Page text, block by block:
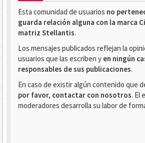
Esta comunidad de usuarios no
guarda relación alguna con la marca
matriz Stellantis.
Los mensajes publicados reflejan la
usuarios que las escriben y en ningún
responsables de sus publicaciones.
En caso de existir algún contenido que
por favor, contactar con nosotros. El
moderadores desarrolla su labor de